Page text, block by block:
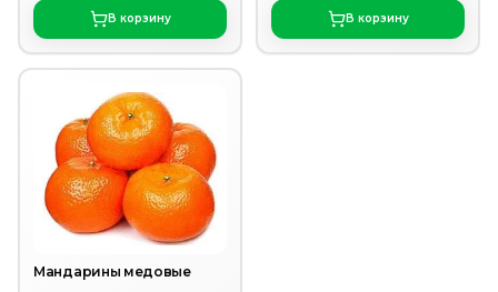
В корзину В корзину
Мандарины медовые